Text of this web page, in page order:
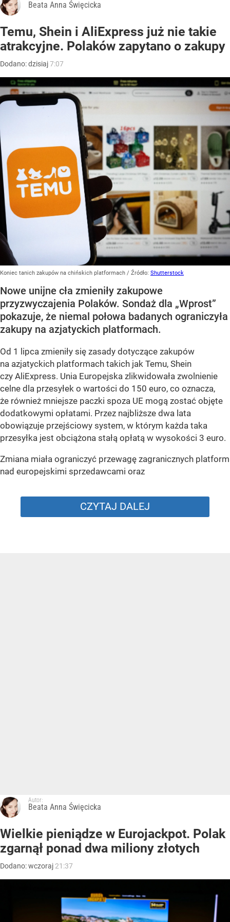
Beata Anna Święcicka
Temu, Shein i AliExpress już nie takie
atrakcyjne. Polaków zapytano o zakupy
Dodano:dzisiaj7:07
Koniec tanich zakupów na chińskich platformach / Źródło: Shutterstock
Nowe unijne cła zmieniły zakupowe
przyzwyczajenia Polaków. Sondaż dla „Wprost”
pokazuje, że niemal połowa badanych ograniczyła
zakupy na azjatyckich platformach.
Od 1 lipca zmieniły się zasady dotyczące zakupów
na azjatyckich platformach takich jak Temu, Shein
czy AliExpress. Unia Europejska zlikwidowała zwolnienie
celne dla przesyłek o wartości do 150 euro, co oznacza,
że również mniejsze paczki spoza UE mogą zostać objęte
dodatkowymi opłatami. Przez najbliższe dwa lata
obowiązuje przejściowy system, w którym każda taka
przesyłka jest obciążona stałą opłatą w wysokości 3 euro.
Zmiana miała ograniczyć przewagę zagranicznych platform
nad europejskimi sprzedawcami oraz
CZYTAJ DALEJ
Autor:
Beata Anna Święcicka
Wielkie pieniądze w Eurojackpot. Polak
zgarnął ponad dwa miliony złotych
Dodano:wczoraj 21:37